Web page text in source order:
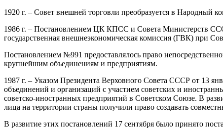
1920 г. – Совет внешней торговли преобразуется в Народный
1986 г. – Постановлением ЦК КПСС и Совета Министерств
государственная внешнеэкономическая комиссия (ГВК) при
Постановлением №991 предоставлялось право
крупнейшим объединениям и предприятиям.
1987 г. – Указом Президента Верховного Совета СССР от 13
объединений и организаций с участием советских и
советско-иностранных предприятий в Советском Союзе. В
лица на территории страны получили право создавать
В развитие этих постановлений 17 сентября было принято